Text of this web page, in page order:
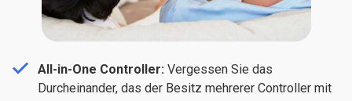
All-in-One Controller: Vergessen Sie das
Durcheinander, das der Besitz mehrerer Controller mit